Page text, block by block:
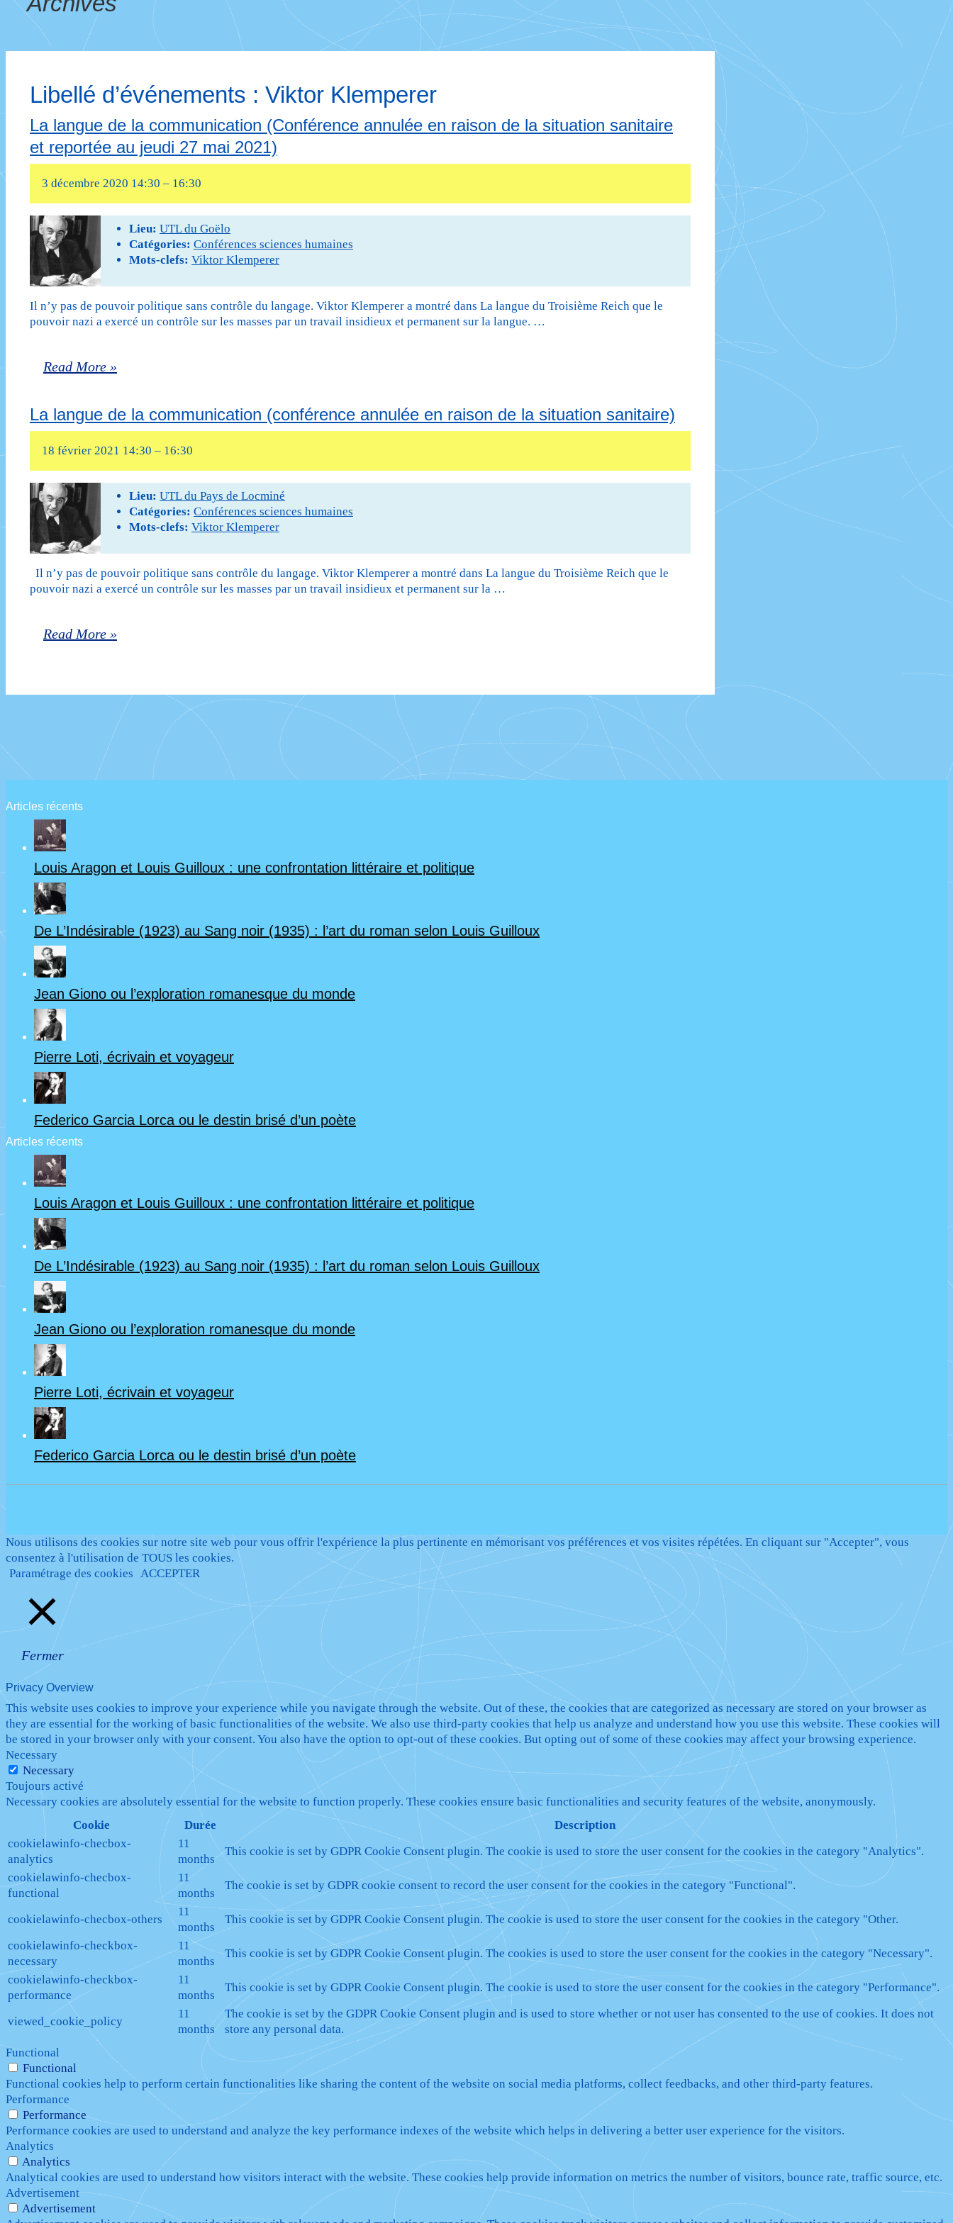
Libellé d’événements : Viktor Klemperer
La langue de la communication (Conférence annulée en raison de la situation sanitaire
et reportée au jeudi 27 mai 2021)
3 décembre 2020 14:30 – 16:30
Lieu: UTL du Goëlo
Catégories: Conférences sciences humaines
Mots-clefs: Viktor Klemperer
Il n’y pas de pouvoir politique sans contrôle du langage. Viktor Klemperer a montré dans La langue du Troisième Reich que le
pouvoir nazi a exercé un contrôle sur les masses par un travail insidieux et permanent sur la langue. …
La
de
communication
(Conférence
annulée
en
raison
de
et
27
mai
2021)
Read More »
La langue de la communication (conférence annulée en raison de la situation sanitaire)
18 février 2021 14:30 – 16:30
Lieu: UTL du Pays de Locminé
Catégories: Conférences sciences humaines
Mots-clefs: Viktor Klemperer
Il n’y pas de pouvoir politique sans contrôle du langage. Viktor Klemperer a montré dans La langue du Troisième Reich que le
pouvoir nazi a exercé un contrôle sur les masses par un travail insidieux et permanent sur la …
La
communication
(conférence
en
raison
de
la
situation
sanitaire)
Read More »
Articles récents
Louis Aragon et Louis Guilloux : une confrontation littéraire et politique
De L’Indésirable (1923) au Sang noir (1935) : l’art du roman selon Louis Guilloux
Jean Giono ou l’exploration romanesque du monde
Pierre Loti, écrivain et voyageur
Federico Garcia Lorca ou le destin brisé d’un poète
Articles récents
Louis Aragon et Louis Guilloux : une confrontation littéraire et politique
De L’Indésirable (1923) au Sang noir (1935) : l’art du roman selon Louis Guilloux
Jean Giono ou l’exploration romanesque du monde
Pierre Loti, écrivain et voyageur
Federico Garcia Lorca ou le destin brisé d’un poète
Nous utilisons des cookies sur notre site web pour vous offrir l'expérience la plus pertinente en mémorisant vos préférences et vos visites répétées. En cliquant sur "Accepter", vous
consentez à l'utilisation de TOUS les cookies.
Paramétrage des cookies ACCEPTER
Fermer
Privacy Overview
This website uses cookies to improve your experience while you navigate through the website. Out of these, the cookies that are categorized as necessary are stored on your browser as
they are essential for the working of basic functionalities of the website. We also use third-party cookies that help us analyze and understand how you use this website. These cookies will
be stored in your browser only with your consent. You also have the option to opt-out of these cookies. But opting out of some of these cookies may affect your browsing experience.
Necessary
Necessary
Toujours activé
Necessary cookies are absolutely essential for the website to function properly. These cookies ensure basic functionalities and security features of the website, anonymously.
Cookie
Durée
Description
cookielawinfo-checbox-
analytics
11
months
This cookie is set by GDPR Cookie Consent plugin. The cookie is used to store the user consent for the cookies in the category "Analytics".
cookielawinfo-checbox-
functional
11
months
The cookie is set by GDPR cookie consent to record the user consent for the cookies in the category "Functional".
cookielawinfo-checbox-others
11
months
This cookie is set by GDPR Cookie Consent plugin. The cookie is used to store the user consent for the cookies in the category "Other.
cookielawinfo-checkbox-
necessary
11
months
This cookie is set by GDPR Cookie Consent plugin. The cookies is used to store the user consent for the cookies in the category "Necessary".
cookielawinfo-checkbox-
performance
11
months
This cookie is set by GDPR Cookie Consent plugin. The cookie is used to store the user consent for the cookies in the category "Performance".
viewed_cookie_policy
11
months
The cookie is set by the GDPR Cookie Consent plugin and is used to store whether or not user has consented to the use of cookies. It does not
store any personal data.
Functional
Functional
Functional cookies help to perform certain functionalities like sharing the content of the website on social media platforms, collect feedbacks, and other third-party features.
Performance
Performance
Performance cookies are used to understand and analyze the key performance indexes of the website which helps in delivering a better user experience for the visitors.
Analytics
Analytics
Analytical cookies are used to understand how visitors interact with the website. These cookies help provide information on metrics the number of visitors, bounce rate, traffic source, etc.
Advertisement
Advertisement